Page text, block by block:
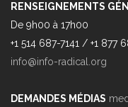
RENSEIGNEMENTS
De 9h00 à 17h00
+1 514 687-7141 / +1 877
info@info-radical.org
DEMANDES MÉDIAS